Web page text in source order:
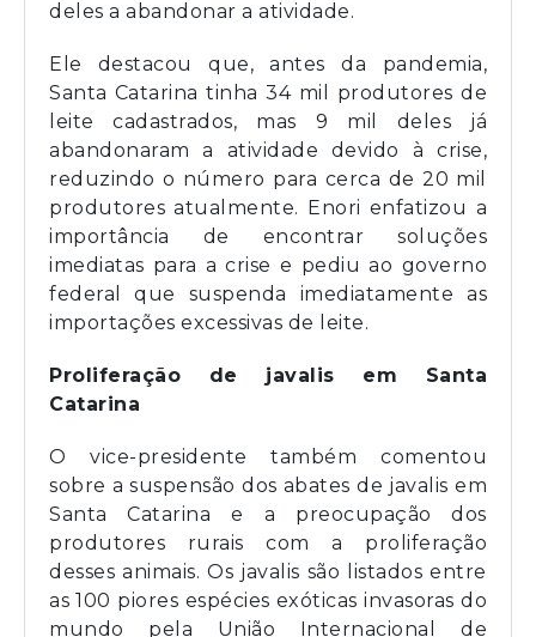
deles a abandonar a atividade.
Ele destacou que, antes da pandemia,
Santa Catarina tinha 34 mil produtores de
leite cadastrados, mas 9 mil deles já
abandonaram a atividade devido à crise,
reduzindo o número para cerca de 20 mil
produtores atualmente. Enori enfatizou a
importância de encontrar soluções
imediatas para a crise e pediu ao governo
federal que suspenda imediatamente as
importações excessivas de leite.
Proliferação de javalis em Santa
Catarina
O vice-presidente também comentou
sobre a suspensão dos abates de javalis em
Santa Catarina e a preocupação dos
produtores rurais com a proliferação
desses animais. Os javalis são listados entre
as 100 piores espécies exóticas invasoras do
mundo pela União Internacional de